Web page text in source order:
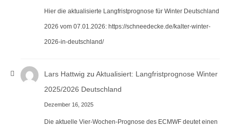
Hier die aktualisierte Langfristprognose für Winter Deutschland
2026 vom 07.01.2026: https://schneedecke.de/kalter-winter-
2026-in-deutschland/
Lars Hattwig zu Aktualisiert: Langfristprognose Winter
2025/2026 Deutschland
Dezember 16, 2025
Die aktuelle Vier-Wochen-Prognose des ECMWF deutet einen